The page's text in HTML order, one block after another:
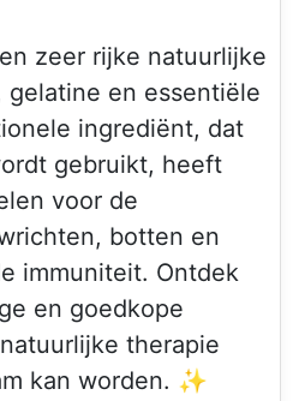
zeer rijke natuurlijke
gelatine en essentiële
ingrediënt, dat
gebruikt, heeft
voor de
botten en
immuniteit. Ontdek
en goedkope
therapie
kan worden. ✨